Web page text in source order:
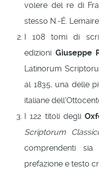
volere del re di
stesso N.-É.
I 108 tomi di
edizioni Giuseppe
Latinorum
al 1835, una delle
italiane
I 122 titoli degli
Scriptorum
comprendenti
prefazione e testo